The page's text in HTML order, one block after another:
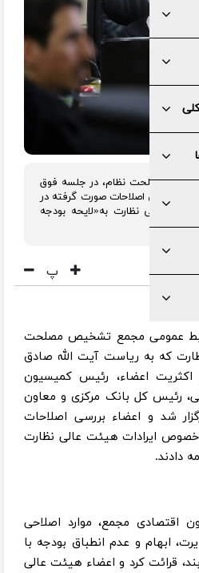
مصلحت نظام، در جلسه فوق
بررسی اصلاحات صورت گرفته در
عالی نظارت به«لایحه بودجه
پ
عمومی مجمع تشخیص مصلحت
که به ریاست آیت الله صادق
اکثریت اعضاء، رئیس کمیسیون‌
رئیس کل بانک مرکزی و معاون
شد و اعضاء بررسی اصلاحات
ایرادات هیئت عالی نظارت
اقتصادی مجمع، موارد اصلاحی
ابهام و عدم انطباق بودجه با
قرائت کرد و اعضاء هیئت عالی